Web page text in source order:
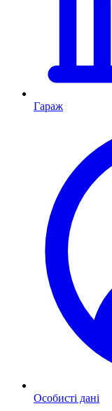
Гараж
Особисті дані